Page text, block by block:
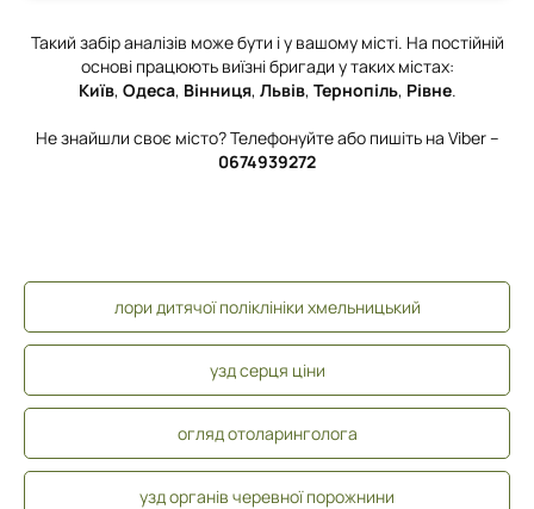
Такий забір аналізів може бути і у вашому місті. На постійній
основі працюють виїзні бригади у таких містах:
Київ, Одеса, Вінниця, Львів, Тернопіль, Рівне.
Не знайшли своє місто? Телефонуйте або пишіть на Viber –
0674939272
лори дитячої поліклініки хмельницький
узд серця ціни
огляд отоларинголога
узд органів черевної порожнини